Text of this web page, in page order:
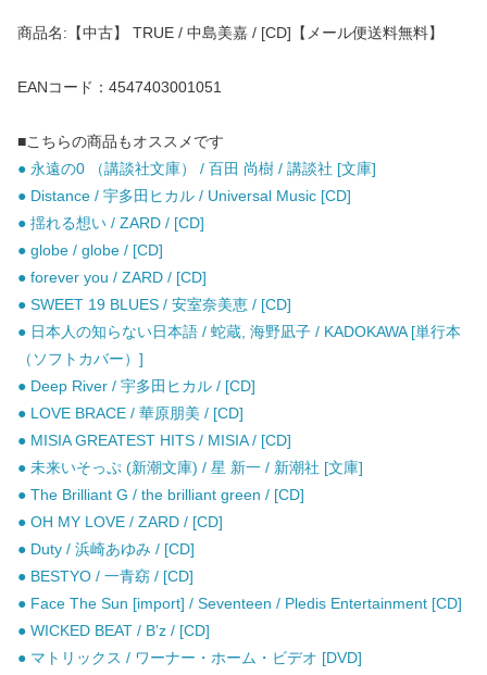
商品名:【中古】 TRUE / 中島美嘉 / [CD]【メール便送料無料】
EANコード：4547403001051
■こちらの商品もオススメです
● 永遠の0 （講談社文庫） / 百田 尚樹 / 講談社 [文庫]
● Distance / 宇多田ヒカル / Universal Music [CD]
● 揺れる想い / ZARD / [CD]
● globe / globe / [CD]
● forever you / ZARD / [CD]
● SWEET 19 BLUES / 安室奈美恵 / [CD]
● 日本人の知らない日本語 / 蛇蔵, 海野凪子 / KADOKAWA [単行本
（ソフトカバー）]
● Deep River / 宇多田ヒカル / [CD]
● LOVE BRACE / 華原朋美 / [CD]
● MISIA GREATEST HITS / MISIA / [CD]
● 未来いそっぷ (新潮文庫) / 星 新一 / 新潮社 [文庫]
● The Brilliant G / the brilliant green / [CD]
● OH MY LOVE / ZARD / [CD]
● Duty / 浜崎あゆみ / [CD]
● BESTYO / 一青窈 / [CD]
● Face The Sun [import] / Seventeen / Pledis Entertainment [CD]
● WICKED BEAT / B’z / [CD]
● マトリックス / ワーナー・ホーム・ビデオ [DVD]